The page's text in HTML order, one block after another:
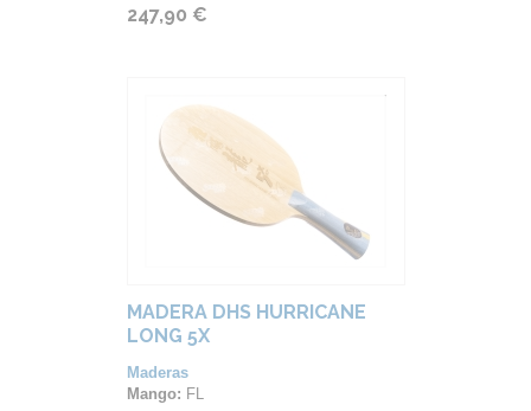
247,90 €
MADERA DHS HURRICANE
LONG 5X
Maderas
Mango: FL